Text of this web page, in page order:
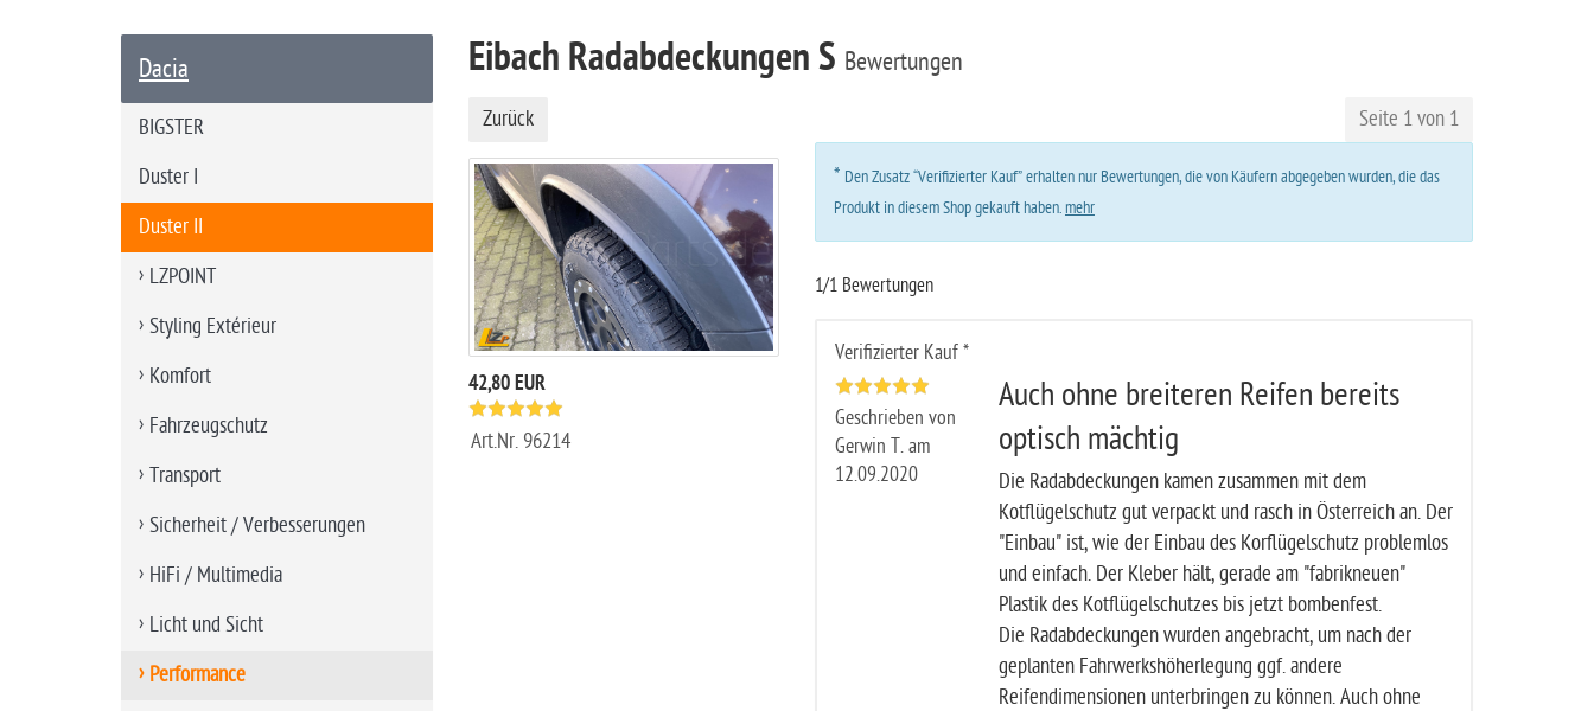
t
s
i
t
e
Eibach Radabdeckungen S Bewertungen
Zurück
42,80 EUR
Art.Nr. 96214
Seite 1 von 1
* Den Zusatz “Verifizierter Kauf” erhalten nur Bewertungen, die von Käufern abgegeben wurden, die das
Produkt in diesem Shop gekauft haben.mehr
1/1 Bewertungen
Verifizierter Kauf *
Geschrieben von
Gerwin T. am
12.09.2020
Auch ohne breiteren Reifen bereits
optisch mächtig
Die Radabdeckungen kamen zusammen mit dem
Kotflügelschutz gut verpackt und rasch in Österreich an. Der
"Einbau" ist, wie der Einbau des Korflügelschutz problemlos
und einfach. Der Kleber hält, gerade am "fabrikneuen"
Plastik des Kotflügelschutzes bis jetzt bombenfest.
Die Radabdeckungen wurden angebracht, um nach der
geplanten Fahrwerkshöherlegung ggf. andere
Reifendimensionen unterbringen zu können. Auch ohne
Dacia
BIGSTER
Duster I
Duster II
LZPOINT
Styling Extérieur
Komfort
Fahrzeugschutz
Transport
Sicherheit / Verbesserungen
HiFi / Multimedia
Licht und Sicht
Performance